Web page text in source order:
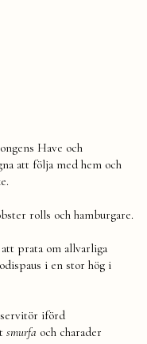
Have och
att följa med hem och
rolls och hamburgare.
prata om allvarliga
i en stor hög i
iförd
smurfa och charader